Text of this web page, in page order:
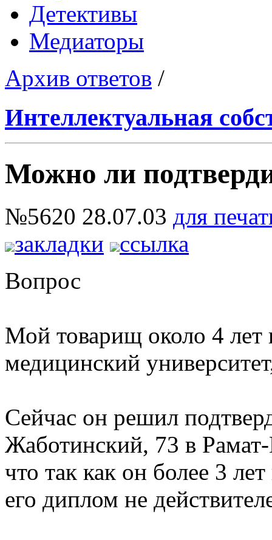
Детективы
Медиаторы
Архив ответов /
Интеллектуальная
Можно ли
№5620 28.07.03 для
закладки
ссылка
Вопрос
Мой товарищ около 4 лет
медицинский
Сейчас он решил
Жаботинский, 73 в
что так как он более 3
его диплом не